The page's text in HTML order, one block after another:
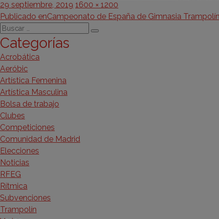
Publicado
el
29 septiembre, 2019 Tamaño
completo
1600 × 1200
Navegación
de
entradas
Publicado enCampeonato de España de Gimnasia
Buscar
por:
Buscar
Categorías
Acrobática
Aeróbic
Artística Femenina
Artística Masculina
Bolsa de trabajo
Clubes
Competiciones
Comunidad de Madrid
Elecciones
Noticias
RFEG
Rítmica
Subvenciones
Trampolín